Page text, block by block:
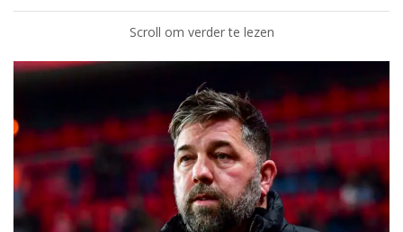
Scroll om verder te lezen